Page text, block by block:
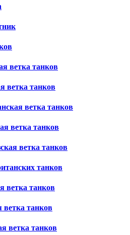
ветка танков
ветка танков
ветка танков
ветка танков
ветка танков
танков
ветка танков
танков
ветка танков